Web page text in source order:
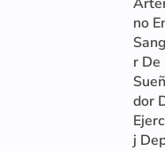
no
r De
dor
j